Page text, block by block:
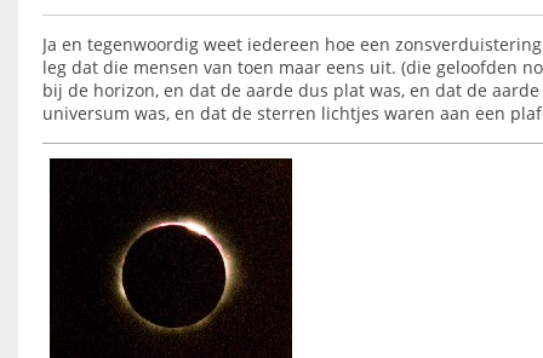
Ja en tegenwoordig weet iedereen hoe een
leg dat die mensen van toen maar eens uit. (die geloofden
bij de horizon, en dat de aarde dus plat was, en dat de
universum was, en dat de sterren lichtjes waren aan een